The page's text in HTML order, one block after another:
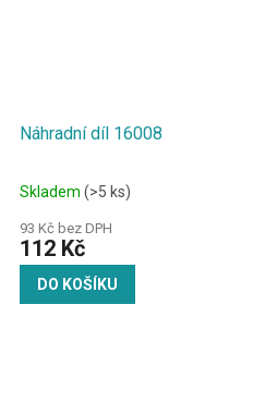
Náhradní díl 16008
Skladem (>5 ks)
93 Kč bez DPH
112 Kč
DO KOŠÍKU